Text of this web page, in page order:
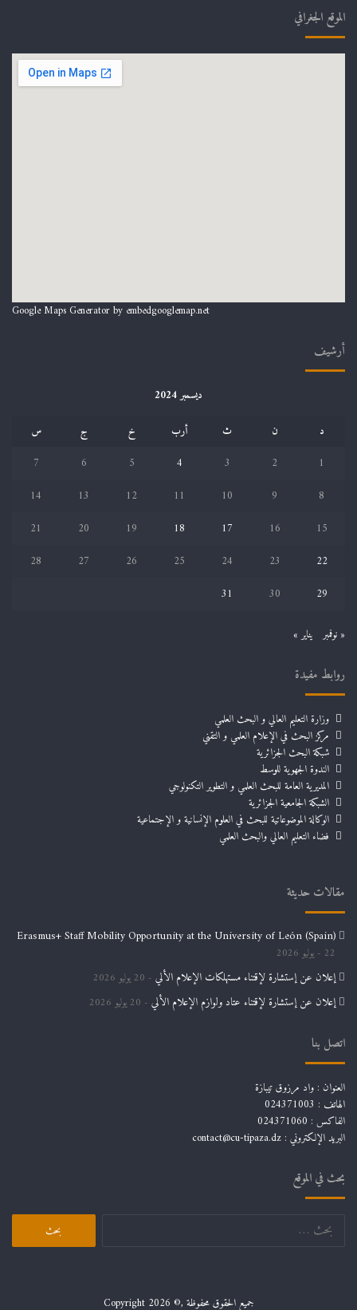
الموقع الجغرافي
Google Maps Generator by embedgooglemap.net
أرشيف
ديسمبر 2024
د
ن ث أرب خ ج
س
1
2
3
4
5
6
7
8
9
10
11
12
13
14
15
16
17
18
19
20
21
22
23
24
25
26
27
28
29
30
31
« نوفمبر يناير »
روابط مفيدة
وزارة التعليم العالي و البحث العلمي
مركز البحث في الإعلام العلمي و التقني
شبكة البحث الجزائرية
الندوة الجهوية للوسط
المديرية العامة للبحث العلمي و التطوير التكنولوجي
الشبكة الجامعية الجزائرية
الوكالة الموضوعاتية للبحث في العلوم الإنسانية و الإجتماعية
فضاء التعليم العالي والبحث العلمي
مقالات حديثة
Erasmus+ Staff Mobility Opportunity at the University of León (Spain)
22 يوليو 2026
إعلان عن إستشارة لإقتناء مستهلكات الإعلام الألي 20 يوليو 2026
إعلان عن إستشارة لإقتناء عتاد ولوازم الإعلام الألي 20 يوليو 2026
اتصل بنا
العنوان : واد مرزوق تيبازة
الهاتف : 024371003
الفاكس : 024371060
البريد الإلكتروني : contact@cu-tipaza.dz
بحث في الموقع
البحث
جميع الحقوق محفوظة ,© Copyright 2026